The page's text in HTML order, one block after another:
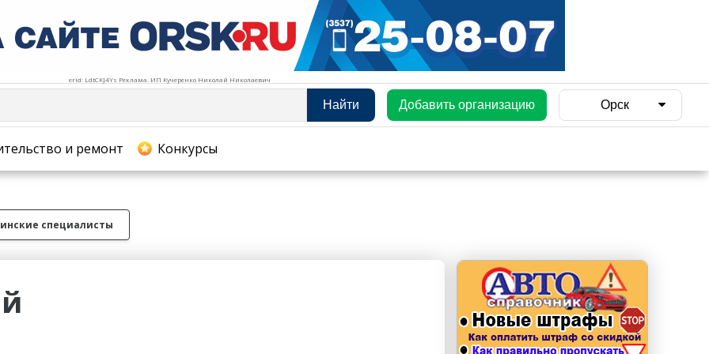
erid: LdtCKJ4Ys Реклама. ИП Кучеренко Николай Николаевич
Найти Добавить организацию Орск
и ремонт Конкурсы
специалисты